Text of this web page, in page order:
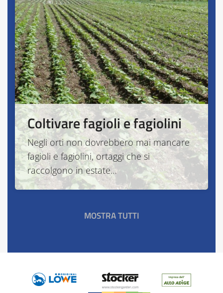
Coltivare fagioli e fagiolini
Negli orti non dovrebbero mai mancare
fagioli e fagiolini, ortaggi che si
raccolgono in estate…
MOSTRA TUTTI